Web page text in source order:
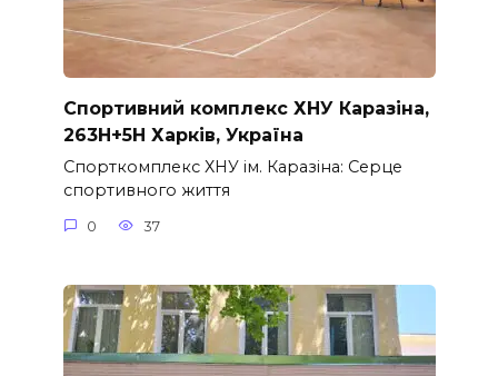
Спортивний комплекс ХНУ Каразіна,
263H+5H Харків, Україна
Спорткомплекс ХНУ ім. Каразіна: Серце
спортивного життя
0 37